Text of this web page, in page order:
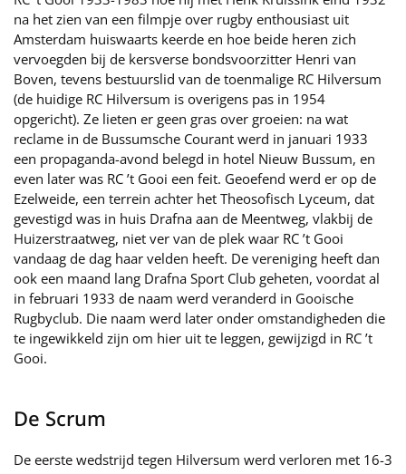
na het zien van een filmpje over rugby enthousiast uit
Amsterdam huiswaarts keerde en hoe beide heren zich
vervoegden bij de kersverse bondsvoorzitter Henri van
Boven, tevens bestuurslid van de toenmalige RC Hilversum
(de huidige RC Hilversum is overigens pas in 1954
opgericht). Ze lieten er geen gras over groeien: na wat
reclame in de Bussumsche Courant werd in januari 1933
een propaganda-avond belegd in hotel Nieuw Bussum, en
even later was RC ’t Gooi een feit. Geoefend werd er op de
Ezelweide, een terrein achter het Theosofisch Lyceum, dat
gevestigd was in huis Drafna aan de Meentweg, vlakbij de
Huizerstraatweg, niet ver van de plek waar RC ’t Gooi
vandaag de dag haar velden heeft. De vereniging heeft dan
ook een maand lang Drafna Sport Club geheten, voordat al
in februari 1933 de naam werd veranderd in Gooische
Rugbyclub. Die naam werd later onder omstandigheden die
te ingewikkeld zijn om hier uit te leggen, gewijzigd in RC ’t
Gooi.
De Scrum
De eerste wedstrijd tegen Hilversum werd verloren met 16-3